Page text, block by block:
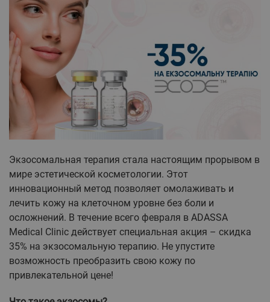
Экзосомальная терапия стала настоящим прорывом в
мире эстетической косметологии. Этот
инновационный метод позволяет омолаживать и
лечить кожу на клеточном уровне без боли и
осложнений. В течение всего февраля в ADASSA
Medical Clinic действует специальная акция – скидка
35% на экзосомальную терапию. Не упустите
возможность преобразить свою кожу по
привлекательной цене!